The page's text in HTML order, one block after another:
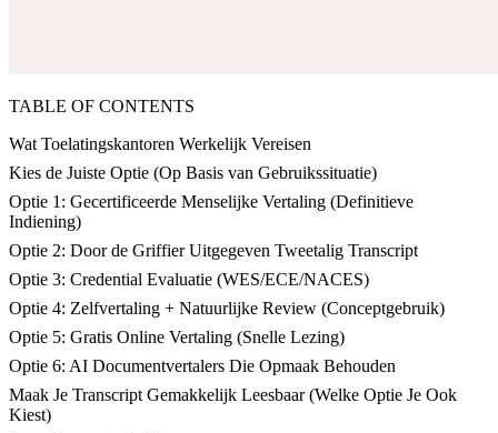
TABLE OF CONTENTS
Wat Toelatingskantoren Werkelijk Vereisen
Kies de Juiste Optie (Op Basis van Gebruikssituatie)
Optie 1: Gecertificeerde Menselijke Vertaling (Definitieve
Indiening)
Optie 2: Door de Griffier Uitgegeven Tweetalig Transcript
Optie 3: Credential Evaluatie (WES/ECE/NACES)
Optie 4: Zelfvertaling + Natuurlijke Review (Conceptgebruik)
Optie 5: Gratis Online Vertaling (Snelle Lezing)
Optie 6: AI Documentvertalers Die Opmaak Behouden
Maak Je Transcript Gemakkelijk Leesbaar (Welke Optie Je Ook
Kiest)